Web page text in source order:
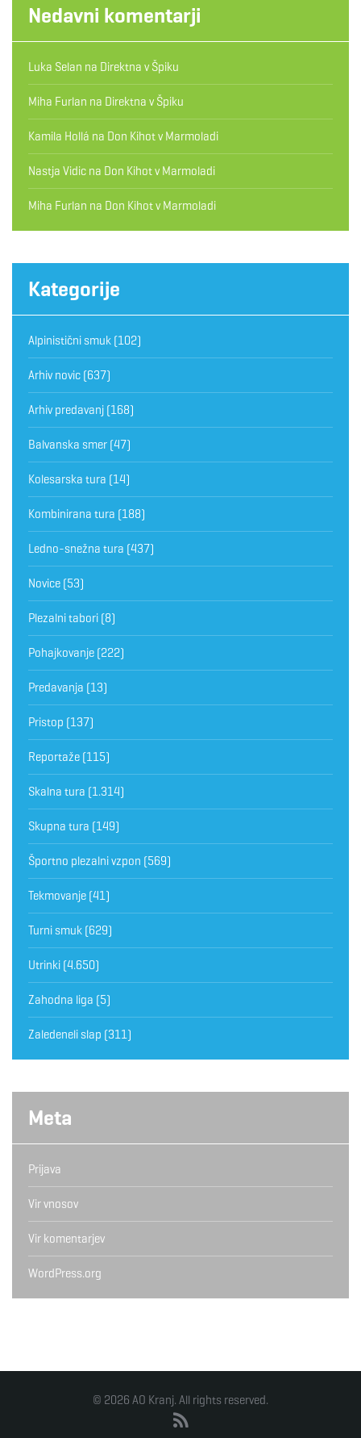
Nedavni komentarji
Luka Selan na Direktna v Špiku
Miha Furlan na Direktna v Špiku
Kamila Hollá na Don Kihot v Marmoladi
Nastja Vidic na Don Kihot v Marmoladi
Miha Furlan na Don Kihot v Marmoladi
Kategorije
Alpinistični smuk (102)
Arhiv novic (637)
Arhiv predavanj (168)
Balvanska smer (47)
Kolesarska tura (14)
Kombinirana tura (188)
Ledno-snežna tura (437)
Novice (53)
Plezalni tabori (8)
Pohajkovanje (222)
Predavanja (13)
Pristop (137)
Reportaže (115)
Skalna tura (1.314)
Skupna tura (149)
Športno plezalni vzpon (569)
Tekmovanje (41)
Turni smuk (629)
Utrinki (4.650)
Zahodna liga (5)
Zaledeneli slap (311)
Meta
Prijava
Vir vnosov
Vir komentarjev
WordPress.org
© 2026 AO Kranj. All rights reserved.